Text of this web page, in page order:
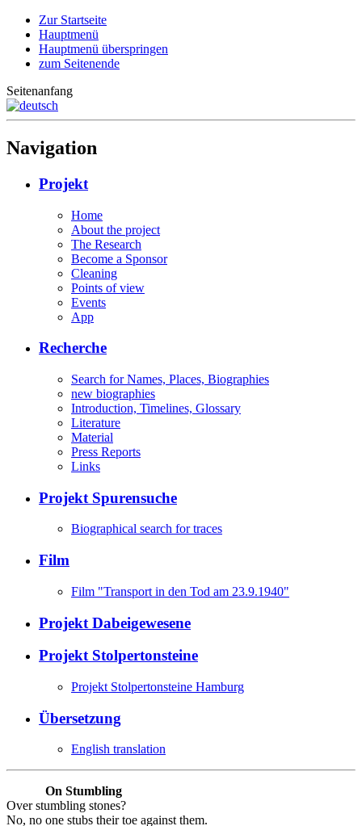
Zur Startseite
Hauptmenü
Hauptmenü überspringen
zum Seitenende
Seitenanfang
Navigation
Projekt
Home
About the project
The Research
Become a Sponsor
Cleaning
Points of view
Events
App
Recherche
Search for Names, Places, Biographies
new biographies
Introduction, Timelines, Glossary
Literature
Material
Press Reports
Links
Projekt Spurensuche
Biographical search for traces
Film
Film "Transport in den Tod am 23.9.1940"
Projekt Dabeigewesene
Projekt Stolpertonsteine
Projekt Stolpertonsteine Hamburg
Übersetzung
English translation
On Stumbling
Over stumbling stones?
No, no one stubs their toe against them.